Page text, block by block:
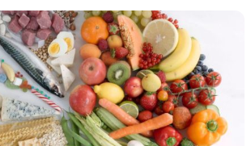
Informacija
Etikos politika
Klaidų taisymo politika
Naudojimo sąlygos
Privatumo politika
Reklamos politika